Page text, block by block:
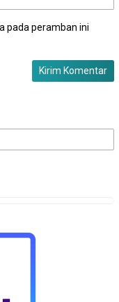
pada peramban ini